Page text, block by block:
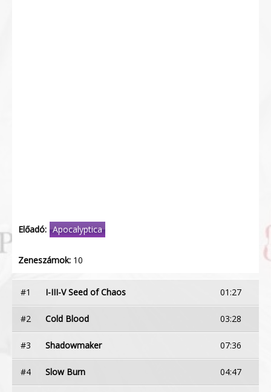
Előadó: Apocalyptica
Zeneszámok: 10
#1 I-III-V Seed of Chaos 01:27
#2 Cold Blood 03:28
#3 Shadowmaker 07:36
#4 Slow Burn 04:47